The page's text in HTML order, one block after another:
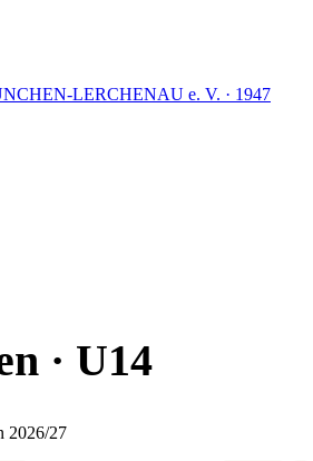
LERCHENAU e. V. · 1947
· U14
2026/27